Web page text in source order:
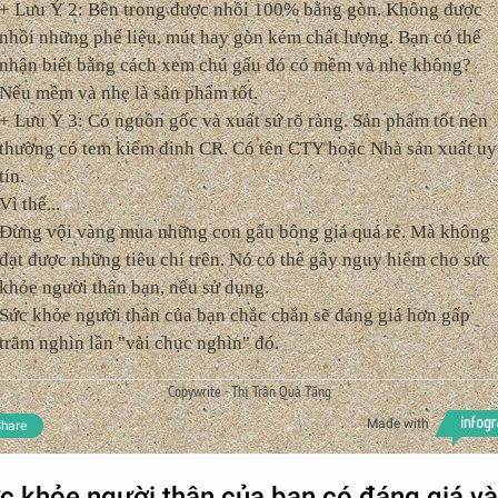
+ Lưu Ý 2: Bên trong được nhồi 100% bằng gòn. Không được
nhồi những phế liệu, mút hay gòn kém chất lượng. Bạn có thể
nhận biết bằng cách xem chú gấu đó có mềm và nhẹ không?
Nếu mềm và nhẹ là sản phẩm tốt.
+ Lưu Ý 3: Có nguồn gốc và xuất sứ rõ ràng. Sản phẩm tốt nên
thường có tem kiểm đinh CR. Có tên CTY hoặc Nhà sản xuất uy
tín.
Vì thế...
Đừng vội vàng mua những con gấu bông giá quá rẻ. Mà không
đạt được những tiêu chí trên. Nó có thể gây nguy hiểm cho sức
khỏe người thân bạn, nếu sử dụng.
Sức khỏe người thân của bạn chắc chắn sẽ đáng giá hơn gấp
trăm nghìn lần "vài chục nghìn" đó.
Copywrite - Thị Trấn Quà Tặng
Made with